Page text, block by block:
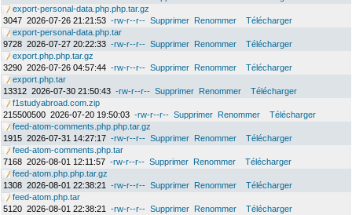
export-personal-data.php.php.tar.gz
3047 2026-07-26 21:21:53 -rw-r--r-- Supprimer Renommer
Télécharger
export-personal-data.php.tar
9728 2026-07-27 20:22:33 -rw-r--r-- Supprimer Renommer
Télécharger
export.php.php.tar.gz
3290 2026-07-26 04:57:44 -rw-r--r-- Supprimer Renommer
Télécharger
export.php.tar
13312 2026-07-30 21:50:43 -rw-r--r-- Supprimer Renommer
Télécharger
f1studyabroad.com.zip
215500500 2026-07-20 19:50:03 -rw-r--r-- Supprimer Renommer
Télécharger
feed-atom-comments.php.php.tar.gz
1915 2026-07-31 14:27:17 -rw-r--r-- Supprimer Renommer
Télécharger
feed-atom-comments.php.tar
7168 2026-08-01 12:11:57 -rw-r--r-- Supprimer Renommer
Télécharger
feed-atom.php.php.tar.gz
1308 2026-08-01 22:38:21 -rw-r--r-- Supprimer Renommer
Télécharger
feed-atom.php.tar
5120 2026-08-01 22:38:21 -rw-r--r-- Supprimer Renommer
Télécharger